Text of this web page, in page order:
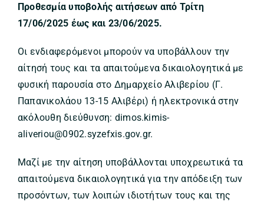
Προθεσμία υποβολής αιτήσεων από Τρίτη
17/06/2025 έως και 23/06/2025.
Οι ενδιαφερόμενοι μπορούν να υποβάλλουν την
αίτησή τους και τα απαιτούμενα δικαιολογητικά με
φυσική παρουσία στο Δημαρχείο Αλιβερίου (Γ.
Παπανικολάου 13-15 Αλιβέρι) ή ηλεκτρονικά στην
ακόλουθη διεύθυνση: dimos.kimis-
aliveriou@0902.syzefxis.gov.gr.
Μαζί με την αίτηση υποβάλλονται υποχρεωτικά τα
απαιτούμενα δικαιολογητικά για την απόδειξη των
προσόντων, των λοιπών ιδιοτήτων τους και της